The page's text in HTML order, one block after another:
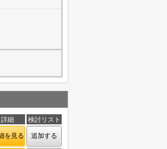
詳細 検討リスト
を見る 追加する